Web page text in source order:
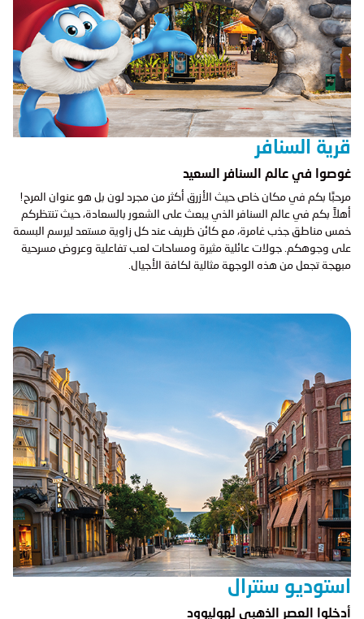
قرية السنافر
غوصوا في عالم السنافر السعيد
مرحبًا بكم في مكان خاص حيث الأزرق أكثر من مجرد لون بل هو عنوان المرح!
أهلاً بكم في عالم السنافر الذي يبعث على الشعور بالسعادة، حيث تنتظركم
خمس مناطق جذب غامرة، مع كائن ظريف عند كل زاوية مستعد ليرسم البسمة
على وجوهكم. جولات عائلية مثيرة ومساحات لعب تفاعلية وعروض مسرحية
مبهجة تجعل من هذه الوجهة مثالية لكافة الأجيال.
استوديو سنترال
أدخلوا العصر الذهبي لهوليوود